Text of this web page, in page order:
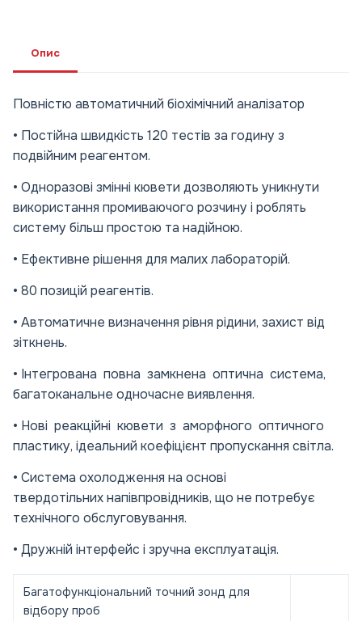
Опис
Повністю автоматичний біохімічний аналізатор
• Постійна швидкість 120 тестів за годину з
подвійним реагентом.
• Одноразові змінні кювети дозволяють уникнути
використання промиваючого розчину і роблять
систему більш простою та надійною.
• Ефективне рішення для малих лабораторій.
• 80 позицій реагентів.
• Автоматичне визначення рівня рідини, захист від
зіткнень.
• Інтегрована повна замкнена оптична система,
багатоканальне одночасне виявлення.
• Нові реакційні кювети з аморфного оптичного
пластику, ідеальний коефіцієнт пропускання світла.
• Система охолодження на основі
твердотільних напівпровідників, що не потребує
технічного обслуговування.
• Дружній інтерфейс і зручна експлуатація.
Багатофункціональний точний зонд для
відбору проб